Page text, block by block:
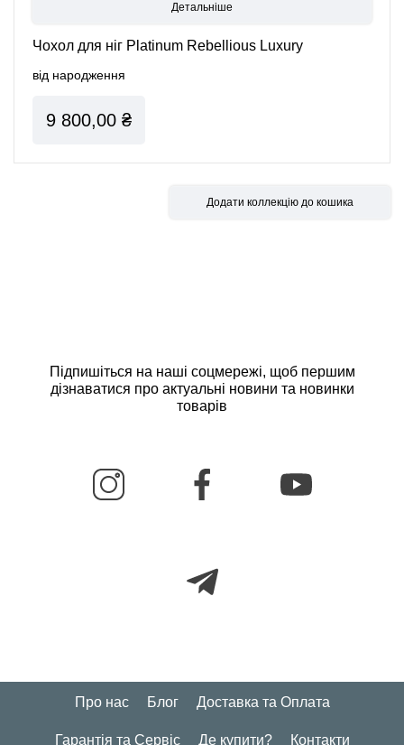
Детальніше
Чохол для ніг Platinum Rebellious Luxury
від народження
9 800,00 ₴
Підпишіться на наші соцмережі, щоб першим
дізнаватися про актуальні новини та новинки
товарів
Про нас Блог Доставка та Оплата
Гарантія та Сервіс Де купити? Контакти